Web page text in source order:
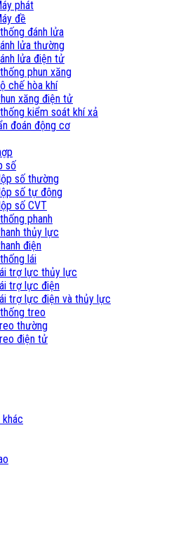
phát
đề
đánh lửa
lửa thường
lửa điện tử
phun xăng
chế hòa khí
xăng điện tử
kiểm soát khí xả
đoán động cơ
số
số thường
số tự động
số CVT
phanh
thủy lực
điện
lái
trợ lực thủy lực
trợ lực điện
trợ lực điện và thủy lực
treo
thường
điện tử